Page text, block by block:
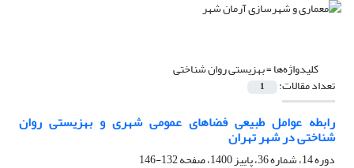
کلیدواژه‌ها =بهزیستی روان شناختی
تعداد مقالات: 1
رابطه عوامل طبیعی فضاهای عمومی شهری و بهزیستی روان
شناختی در شهر تهران
دوره 14، شماره 36، پاییز 1400، صفحه
132-146